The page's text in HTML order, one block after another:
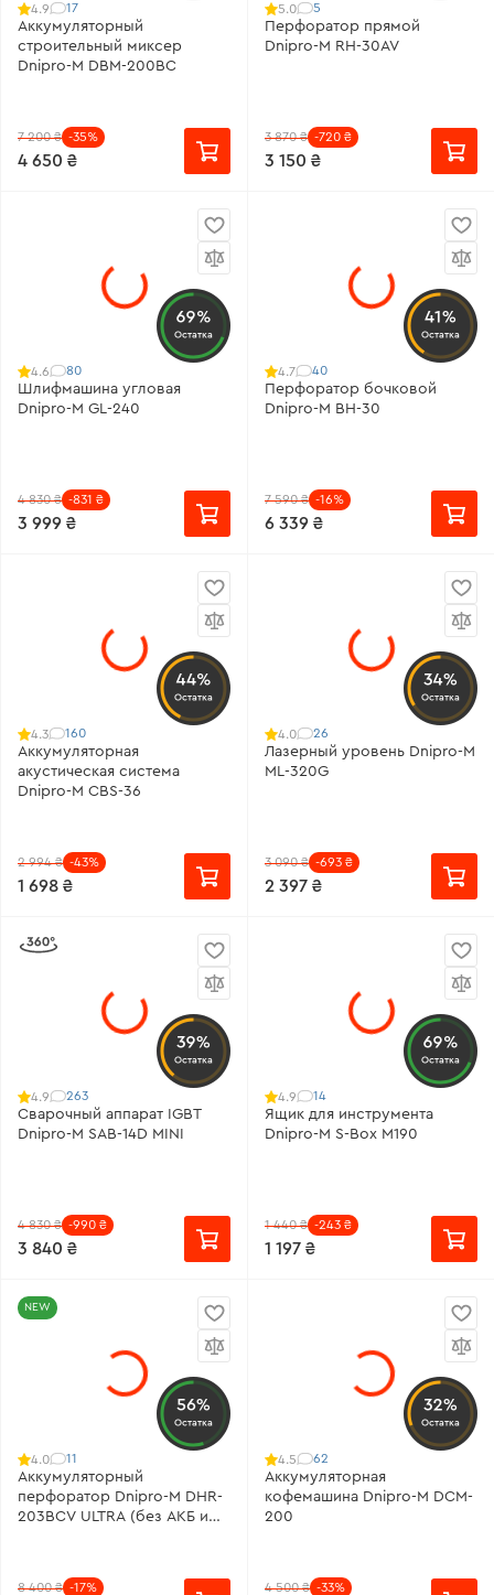
4.9 17
Аккумуляторный
строительный миксер
Dnipro-M DBM-200BC
7 200 ₴ -35%
4 650 ₴
5.0 5
Перфоратор прямой
Dnipro-M RH-30AV
3 870 ₴ -720 ₴
3 150 ₴
69%
Остатка
4.6 80
Шлифмашина угловая
Dnipro-M GL-240
4 830 ₴ -831 ₴
3 999 ₴
41%
Остатка
4.7 40
Перфоратор бочковой
Dnipro-M BH-30
7 590 ₴ -16%
6 339 ₴
44%
Остатка
4.3 160
Аккумуляторная
акустическая система
Dnipro-M СBS-36
2 994 ₴ -43%
1 698 ₴
34%
Остатка
4.0 26
Лазерный уровень Dnipro-M
ML-320G
3 090 ₴ -693 ₴
2 397 ₴
39%
Остатка
4.9 263
Сварочный аппарат IGBT
Dnipro-M SAB-14D MINI
4 830 ₴ -990 ₴
3 840 ₴
69%
Остатка
4.9 14
Ящик для инструмента
Dnipro-M S-Box М190
1 440 ₴ -243 ₴
1 197 ₴
NEW
56%
Остатка
4.0 11
Аккумуляторный
перфоратор Dnipro-M DHR-
203BCV ULTRA (без АКБ и
8 400 ₴ -17%
32%
Остатка
4.5 62
Аккумуляторная
кофемашина Dnipro-M DCM-
200
4 500 ₴ -33%